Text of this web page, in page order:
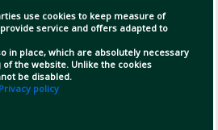
use cookies to keep measure of
service and offers adapted to
in place, which are absolutely necessary
the website. Unlike the cookies
be disabled.
Privacy policy